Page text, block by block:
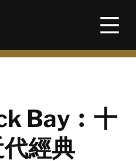
Bay︰十
經典